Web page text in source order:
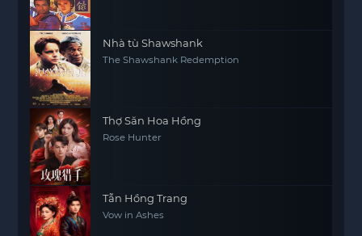
Nhà tù Shawshank
The Shawshank Redemption
Thợ Săn Hoa Hồng
Rose Hunter
Tẫn Hồng Trang
Vow in Ashes